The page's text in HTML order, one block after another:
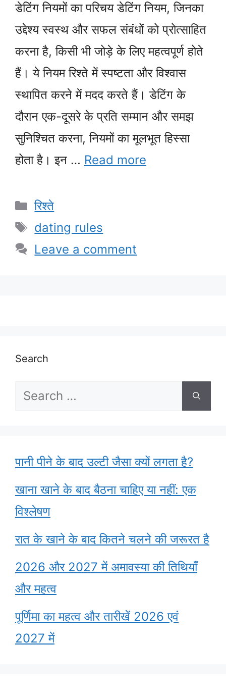
डेटिंग नियमों का परिचय डेटिंग नियम, जिनका
उद्देश्य स्वस्थ और सफल संबंधों को प्रोत्साहित
करना है, किसी भी जोड़े के लिए महत्वपूर्ण होते
हैं। ये नियम रिश्ते में स्पष्टता और विश्वास
स्थापित करने में मदद करते हैं। डेटिंग के
दौरान एक-दूसरे के प्रति सम्मान और समझ
सुनिश्चित करना, नियमों का मूलभूत हिस्सा
होता है। इन … Read more
Categories
रिश्ते
Tags
dating rules
Leave a comment
Search
Search
पानी पीने के बाद उल्टी जैसा क्यों लगता है?
खाना खाने के बाद बैठना चाहिए या नहीं: एक
विश्लेषण
रात के खाने के बाद कितने चलने की जरूरत है
2026 और 2027 में अमावस्या की तिथियाँ
और महत्व
पूर्णिमा का महत्व और तारीखें 2026 एवं
2027 में